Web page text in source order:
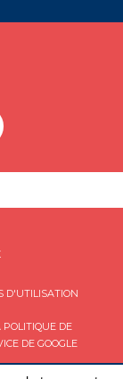
D'UTILISATION
POLITIQUE DE
DE GOOGLE